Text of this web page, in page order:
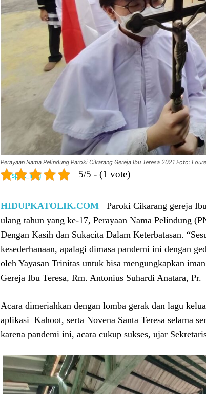
Perayaan Nama Pelindung Paroki Cikarang Gereja Ibu Teresa 2021 Foto:
5/5 - (1 vote)
HIDUPKATOLIK.COM
Paroki Cikarang gereja
ulang tahun yang ke-17, Perayaan Nama Pelindung
Dengan Kasih dan Sukacita Dalam Keterbatasan.
kesederhanaan, apalagi dimasa pandemi ini dengan
oleh Yayasan Trinitas untuk bisa mengungkapkan
Gereja Ibu Teresa, Rm. Antonius Suhardi Anatara, Pr.
Acara dimeriahkan dengan lomba gerak dan lagu
aplikasi Kahoot, serta Novena Santa Teresa selama
karena pandemi ini, acara cukup sukses, ujar